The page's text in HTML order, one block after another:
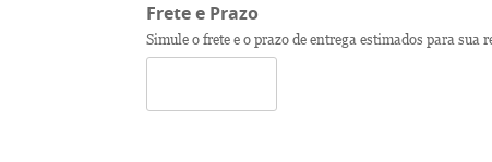
Frete e Prazo
Simule o frete e o prazo de entrega estimados para sua